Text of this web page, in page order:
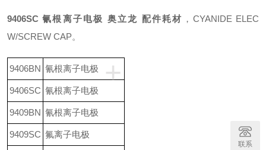
9406SC 氰根离子电极 奥立龙 配件耗材 ，CYANIDE ELEC
W/SCREW CAP。
+
9406BN 氰根离子电极
9406SC 氰根离子电极
9409BN 氰根离子电极
9409SC 氟离子电极
联系